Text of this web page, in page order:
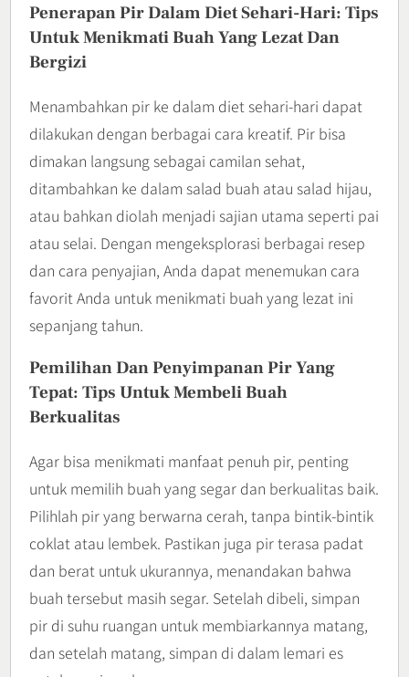
Penerapan Pir Dalam Diet Sehari-Hari: Tips
Untuk Menikmati Buah Yang Lezat Dan
Bergizi
Menambahkan pir ke dalam diet sehari-hari dapat
dilakukan dengan berbagai cara kreatif. Pir bisa
dimakan langsung sebagai camilan sehat,
ditambahkan ke dalam salad buah atau salad hijau,
atau bahkan diolah menjadi sajian utama seperti pai
atau selai. Dengan mengeksplorasi berbagai resep
dan cara penyajian, Anda dapat menemukan cara
favorit Anda untuk menikmati buah yang lezat ini
sepanjang tahun.
Pemilihan Dan Penyimpanan Pir Yang
Tepat: Tips Untuk Membeli Buah
Berkualitas
Agar bisa menikmati manfaat penuh pir, penting
untuk memilih buah yang segar dan berkualitas baik.
Pilihlah pir yang berwarna cerah, tanpa bintik-bintik
coklat atau lembek. Pastikan juga pir terasa padat
dan berat untuk ukurannya, menandakan bahwa
buah tersebut masih segar. Setelah dibeli, simpan
pir di suhu ruangan untuk membiarkannya matang,
dan setelah matang, simpan di dalam lemari es